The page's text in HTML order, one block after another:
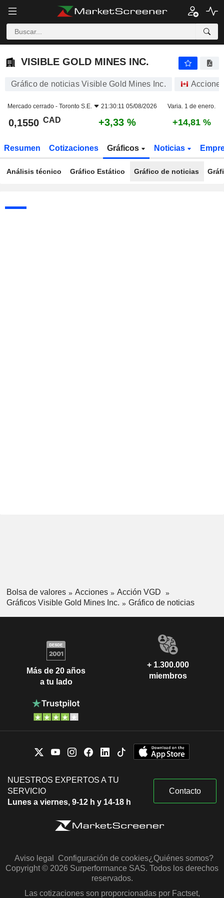
VISIBLE GOLD MINES INC.
VISIBLE GOLD MINES INC.
Gráfico de noticias Visible Gold Mines Inc.
Mercado cerrado - Toronto S.E. 21:30:11 05/08/2026 Varia. 1 de enero.
0,1550 CAD +3,33 % +14,81 %
Resumen Cotizaciones Gráficos Noticias
Análisis técnico Gráfico Estático Gráfico de noticias
Bolsa de valores Acciones
Acción VGD
Gráficos Visible Gold Mines Inc.
Gráfico de noticias
Más de 20 años
a tu lado
+ 1.300.000
miembros
NUESTROS EXPERTOS A TU
SERVICIO
Lunes a viernes, 9-12 h y 14-18 h
Contacto
Aviso legal Configuración de cookies¿Quiénes somos?
Copyright © 2026 Surperformance SAS. Todos los derechos
reservados.
Las cotizaciones son proporcionadas por Factset,